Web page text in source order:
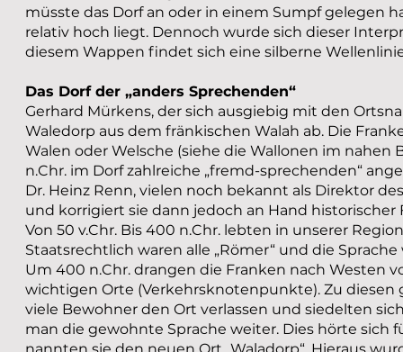
müsste das Dorf an oder in einem Sumpf gelegen
relativ hoch liegt. Dennoch wurde sich dieser
diesem Wappen findet sich eine silberne
Das Dorf der „anders Sprechenden“
Gerhard Mürkens, der sich ausgiebig mit den
Waledorp aus dem fränkischen Walah ab. Die
Walen oder Welsche (siehe die Wallonen im
n.Chr. im Dorf zahlreiche „fremd-sprechenden“
Dr. Heinz Renn, vielen noch bekannt als Direktor
und korrigiert sie dann jedoch an Hand historischer
Von 50 v.Chr. Bis 400 n.Chr. lebten in unserer
Staatsrechtlich waren alle „Römer“ und die Sprache
Um 400 n.Chr. drangen die Franken nach Westen
wichtigen Orte (Verkehrsknotenpunkte). Zu diesen
viele Bewohner den Ort verlassen und siedelten
man die gewohnte Sprache weiter. Dies hörte sich